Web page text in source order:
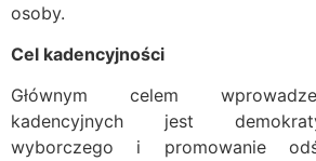
osoby.
Cel kadencyjności
Głównym celem
kadencyjnych jest
wyborczego i promowanie